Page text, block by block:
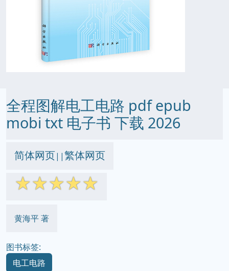
全程图解电工电路 pdf epub
mobi txt 电子书 下载 2026
简体网页||繁体网页
☆☆☆☆☆
黄海平 著
图书标签:
电工电路